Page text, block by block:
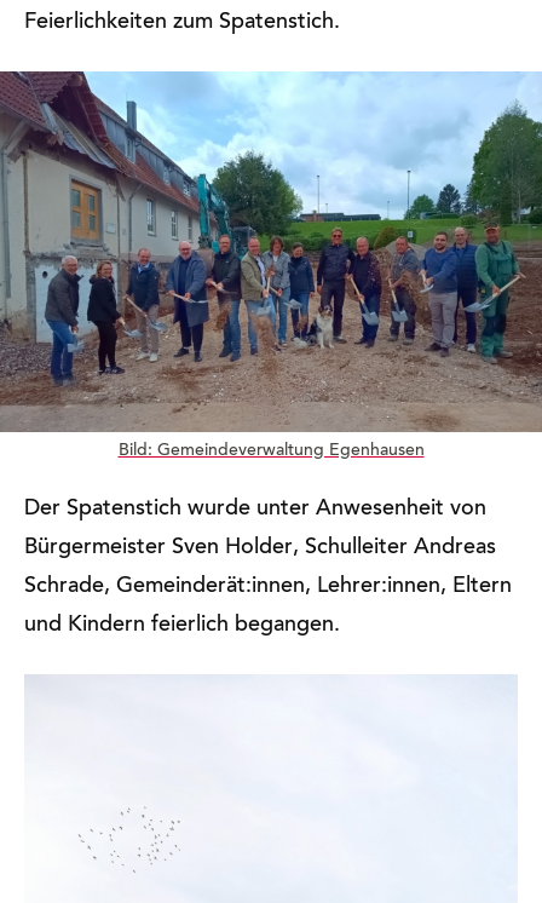
Feierlichkeiten zum Spatenstich.
Bild: Gemeindeverwaltung Egenhausen
Der Spatenstich wurde unter Anwesenheit von
Bürgermeister Sven Holder, Schulleiter Andreas
Schrade, Gemeinderät:innen, Lehrer:innen, Eltern
und Kindern feierlich begangen.